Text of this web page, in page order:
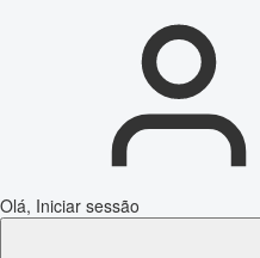
Olá, Iniciar sessão